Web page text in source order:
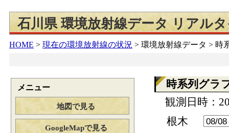
石川県 環境放射線データ リアル
HOME > 現在の環境放射線の状況 > 環境放射線データ > 時
メニュー
地図で見る
GoogleMapで見る
時系列グラ
観測日時：
根木